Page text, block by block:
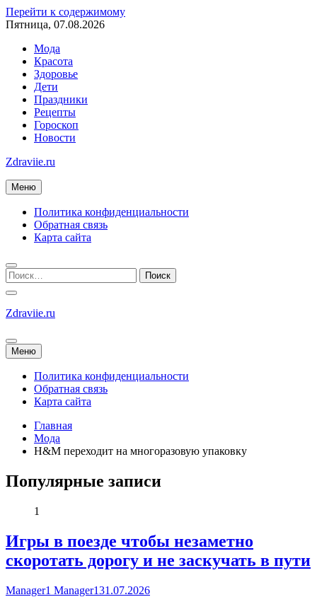
Перейти к содержимому
Пятница, 07.08.2026
Мода
Красота
Здоровье
Дети
Праздники
Рецепты
Гороскоп
Новости
Zdraviie.ru
Меню
Политика конфиденциальности
Обратная связь
Карта сайта
Zdraviie.ru
Меню
Политика конфиденциальности
Обратная связь
Карта сайта
Главная
Мода
H&M переходит на многоразовую упаковку
Популярные записи
1
Игры в поезде чтобы незаметно
скоротать дорогу и не заскучать в пути
Manager1 Manager131.07.2026